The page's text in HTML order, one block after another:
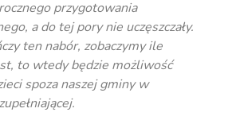
przygotowania
a do tej pory nie uczęszczały.
ten nabór, zobaczymy ile
to wtedy będzie możliwość
spoza naszej gminy w